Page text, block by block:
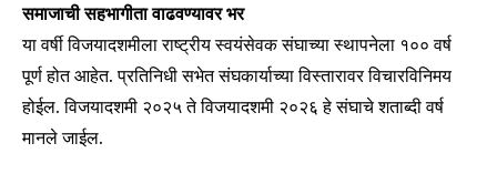
समाजाची सहभागीता वाढवण्यावर भर
या वर्षी विजयादशमीला राष्ट्रीय स्वयंसेवक संघाच्या स्थापनेला १०० वर्ष
पूर्ण होत आहेत. प्रतिनिधी सभेत संघकार्याच्या विस्तारावर विचारविनिमय
होईल. विजयादशमी २०२५ ते विजयादशमी २०२६ हे संघाचे शताब्दी वर्ष
मानले जाईल.